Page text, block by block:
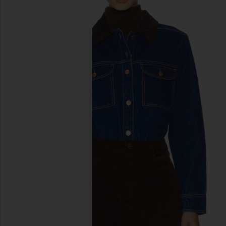
diapositivas anteriores